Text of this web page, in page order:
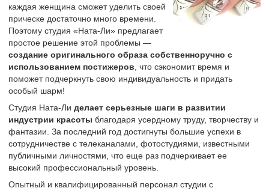
каждая женщина сможет уделить своей
прическе достаточно много времени.
Поэтому студия «Ната-Ли» предлагает
простое решение этой проблемы —
создание оригинального образа собственноручно с
использованием постижеров , что сэкономит время и
поможет подчеркнуть свою индивидуальность и придать
особый шарм!
Студия Ната-Ли делает серьезные шаги в развитии
индустрии красоты благодаря усердному труду, творчеству и
фантазии. За последний год достигнуты большие успехи в
сотрудничестве с телеканалами, фотостудиями, известными
публичными личностями, что еще раз подчеркивает ее
высокий профессиональный уровень.
Опытный и квалифицированный персонал студии с